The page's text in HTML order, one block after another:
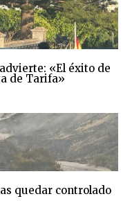
«El éxito de
de Tarifa»
quedar controlado